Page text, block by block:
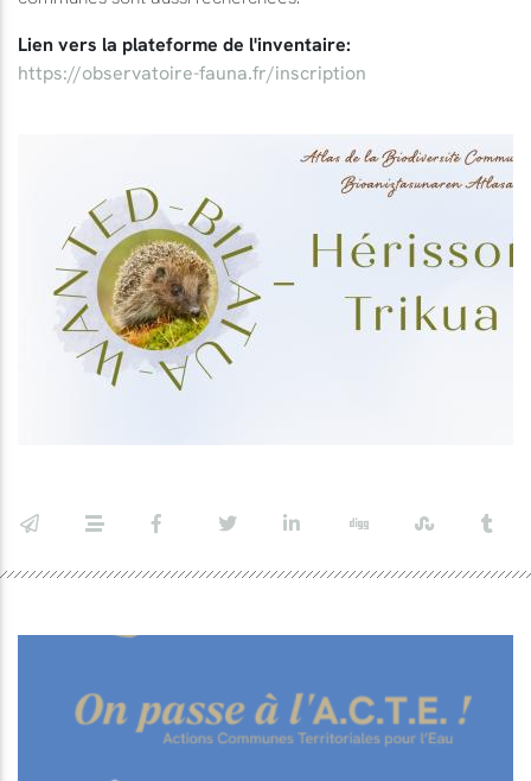
Lien vers la plateforme de l'inventaire:
https://observatoire-fauna.fr/inscription